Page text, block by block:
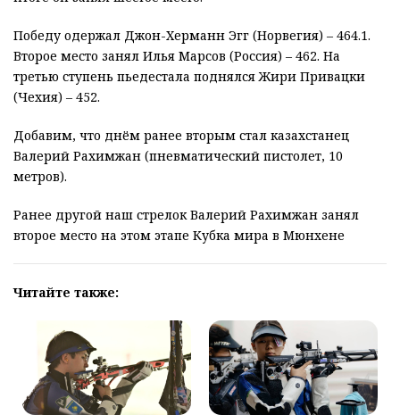
Победу одержал Джон-Херманн Эгг (Норвегия) – 464.1.
Второе место занял Илья Марсов (Россия) – 462. На
третью ступень пьедестала поднялся Жири Привацки
(Чехия) – 452.
Добавим, что днём ранее вторым стал казахстанец
Валерий Рахимжан (пневматический пистолет, 10
метров).
Ранее другой наш стрелок Валерий Рахимжан занял
второе место на этом этапе Кубка мира в Мюнхене
Читайте также: